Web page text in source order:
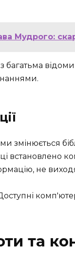
Мудрого:
з багатьма
змінюється
встановлено
не
та